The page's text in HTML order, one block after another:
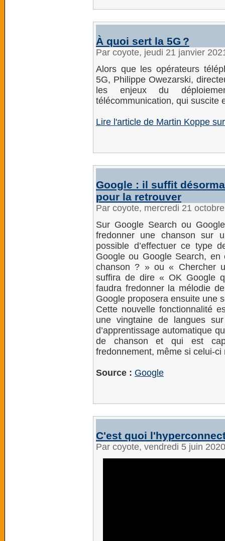
À quoi sert la 5G ?
Par coyote, jeudi 21 janvier
Alors que les opérateurs
5G, Philippe Owezarski,
les enjeux du
télécommunication, qui suscite
Lire l'article de Martin Koppe
Google : il suffit
pour la retrouver
Par coyote, mercredi 21
Sur Google Search ou
fredonner une chanson sur
possible d’effectuer ce type
Google ou Google Search,
chanson ? » ou « Chercher
suffira de dire « OK Google
faudra fredonner la mélodie
Google proposera ensuite une
Cette nouvelle fonctionnalité
une vingtaine de langues
d’apprentissage automatique
de chanson et qui est
fredonnement, même si celui-ci
Source : Google
C'est quoi
Par coyote, vendredi 5 juin